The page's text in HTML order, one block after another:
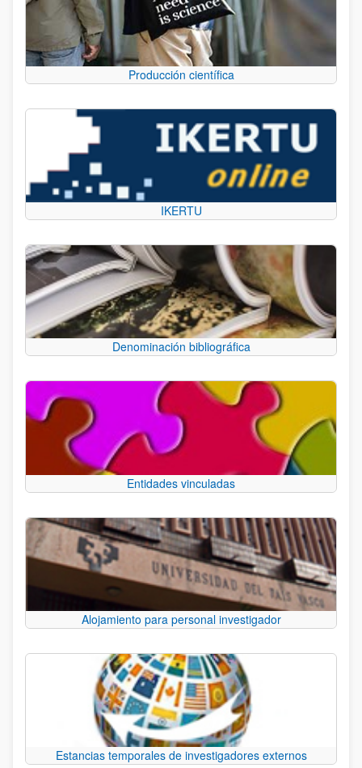
Producción científica
IKERTU
Denominación bibliográfica
Entidades vinculadas
Alojamiento para personal investigador
Estancias temporales de investigadores externos